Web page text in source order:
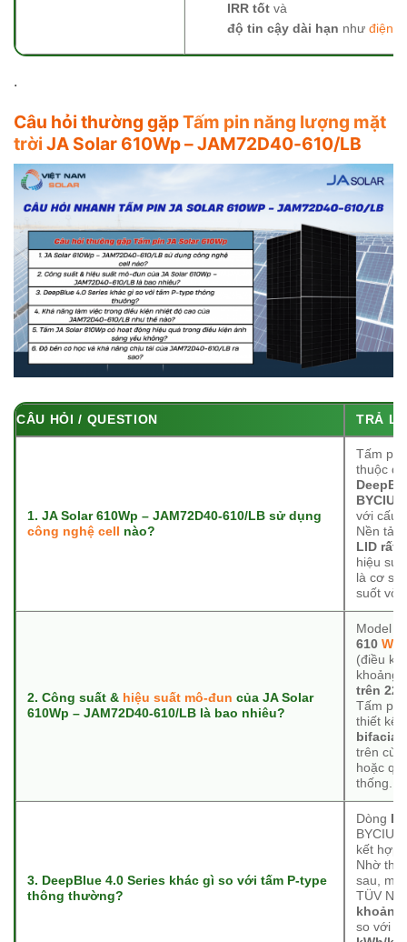
IRR tốtvà
độ tin cậy dài hạn như điện
.
Câu hỏi thường gặpTấm pin năng lượng mặt
trời JA Solar 610Wp – JAM72D40-610/LB
CÂU HỎI / QUESTION TRẢ
1. JA Solar 610Wp – JAM72D40-610/LB sử dụng
công nghệ cell
nào?
Tấm pin
thuộc
với cấu
Nền
LID rất
hiệu
là cơ sở
suốt
2. Công suất & hiệu suất mô-đun của JA Solar
610Wp – JAM72D40-610/LB là bao nhiêu?
Model
610 W
(điều
khoảng
trên 22
Tấm
thiết kế
bifacial
trên
hoặc
thống.
3. DeepBlue 4.0 Series khác gì so với tấm P-type
thông thường?
Dòng
kết hợp
Nhờ
sau,
TÜV
khoảng
so với